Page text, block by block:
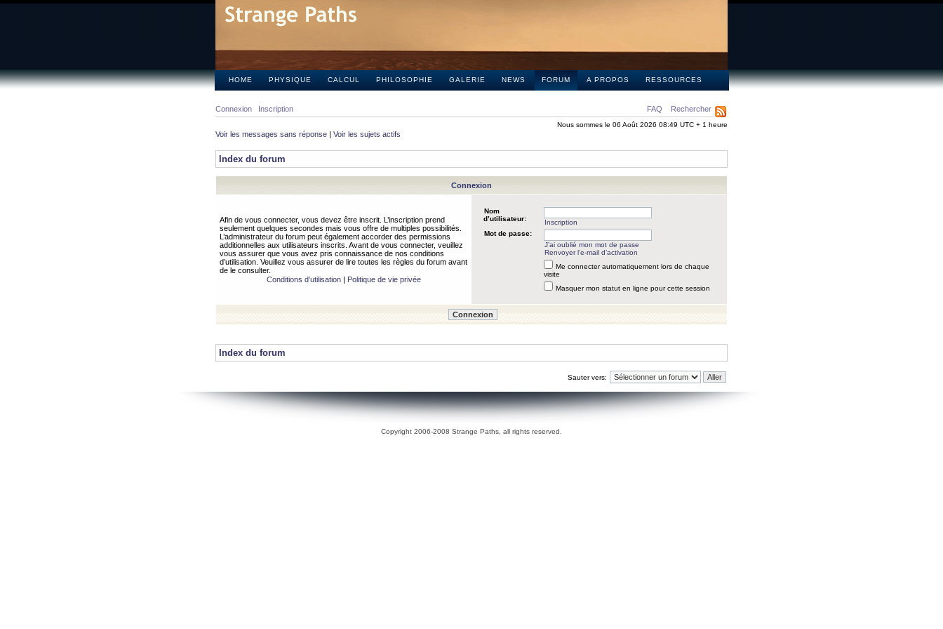
HOME PHYSIQUE CALCUL PHILOSOPHIE GALERIE NEWS FORUM A PROPOS RESSOURCES
FAQ Rechercher
Connexion Inscription
Nous sommes le 06 Août 2026 08:49 UTC + 1 heure
Voir les messages sans réponse | Voir les sujets actifs
Index du forum
Connexion
Afin de vous connecter, vous devez être inscrit. L’inscription prend
seulement quelques secondes mais vous offre de multiples possibilités.
L’administrateur du forum peut également accorder des permissions
additionnelles aux utilisateurs inscrits. Avant de vous connecter, veuillez
vous assurer que vous avez pris connaissance de nos conditions
d’utilisation. Veuillez vous assurer de lire toutes les règles du forum avant
de le consulter.
Conditions d’utilisation| Politique de vie privée
Nom
d’utilisateur:
Inscription
Mot de passe:
J’ai oublié mon mot de passe
Renvoyer l’e-mail d’activation
Me connecter automatiquement lors de chaque
visite
Masquer mon statut en ligne pour cette session
Index du forum
Sauter vers:
Copyright 2006-2008 Strange Paths, all rights reserved.